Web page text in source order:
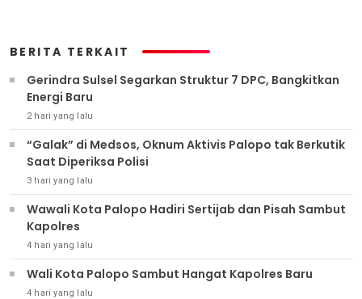
BERITA TERKAIT
Gerindra Sulsel Segarkan Struktur 7 DPC, Bangkitkan
Energi Baru
2 hari yang lalu
“Galak” di Medsos, Oknum Aktivis Palopo tak Berkutik
Saat Diperiksa Polisi
3 hari yang lalu
Wawali Kota Palopo Hadiri Sertijab dan Pisah Sambut
Kapolres
4 hari yang lalu
Wali Kota Palopo Sambut Hangat Kapolres Baru
4 hari yang lalu